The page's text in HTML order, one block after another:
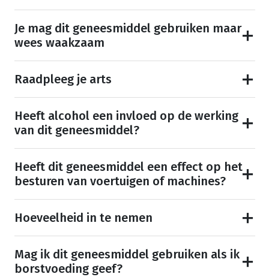
Je mag dit geneesmiddel gebruiken maar
wees waakzaam
Raadpleeg je arts
Heeft alcohol een invloed op de werking
van dit geneesmiddel?
Heeft dit geneesmiddel een effect op het
besturen van voertuigen of machines?
Hoeveelheid in te nemen
Mag ik dit geneesmiddel gebruiken als ik
borstvoeding geef?